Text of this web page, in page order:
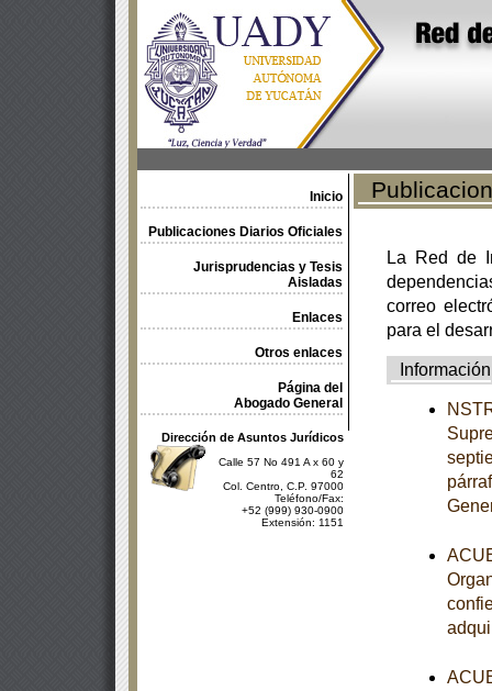
Inicio
Publicaciones Diarios Oficiales
Jurisprudencias y Tesis
Aisladas
Enlaces
Otros enlaces
Página del
Abogado General
Dirección de Asuntos Jurídicos
Calle 57 No 491 A x 60 y
62
Col. Centro, C.P. 97000
Teléfono/Fax:
+52 (999) 930-0900
Extensión: 1151
La Red de
correo
para el
Información